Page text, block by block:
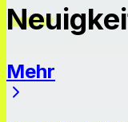
Mehr